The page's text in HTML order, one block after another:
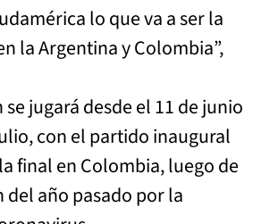
lo que va a ser la
la Argentina y Colombia”,
jugará desde el 11 de junio
con el partido inaugural
final en Colombia, luego de
año pasado por la